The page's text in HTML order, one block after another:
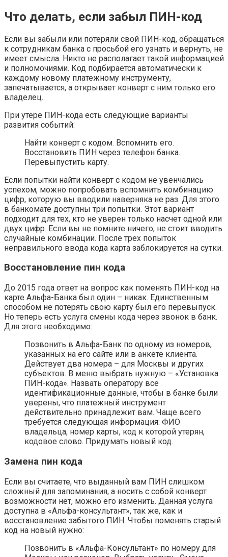
Что делать, если забыл ПИН-код
Если вы забыли или потеряли свой ПИН-код, обращаться
к сотрудникам банка с просьбой его узнать и вернуть, не
имеет смысла. Никто не располагает такой информацией
и полномочиями. Код подбирается автоматически к
каждому новому платежному инструменту,
запечатывается, а открывает конверт с ним только его
владелец.
При утере ПИН-кода есть следующие варианты
развития событий:
Найти конверт с кодом. Вспомнить его.
Восстановить ПИН через телефон банка.
Перевыпустить карту.
Если попытки найти конверт с кодом не увенчались
успехом, можно попробовать вспомнить комбинацию
цифр, которую вы вводили наверняка не раз. Для этого
в банкомате доступны три попытки. Этот вариант
подходит для тех, кто не уверен только насчет одной или
двух цифр. Если вы не помните ничего, не стоит вводить
случайные комбинации. После трех попыток
неправильного ввода кода карта заблокируется на сутки.
Восстановление пин кода
До 2015 года ответ на вопрос как поменять ПИН-код на
карте Альфа-Банка был один – никак. Единственным
способом не потерять свою карту был его перевыпуск.
Но теперь есть услуга смены кода через звонок в банк.
Для этого необходимо:
Позвонить в Альфа-Банк по одному из номеров,
указанных на его сайте или в анкете клиента.
Действует два номера – для Москвы и других
субъектов. В меню выбрать нужную – «Установка
ПИН-кода». Назвать оператору все
идентификационные данные, чтобы в банке были
уверены, что платежный инструмент
действительно принадлежит вам. Чаще всего
требуется следующая информация: ФИО
владельца, номер карты, код к которой утерян,
кодовое слово. Придумать новый код.
Замена пин кода
Если вы считаете, что выданный вам ПИН слишком
сложный для запоминания, а носить с собой конверт
возможности нет, можно его изменить. Данная услуга
доступна в «Альфа-консультант», так же, как и
восстановление забытого ПИН. Чтобы поменять старый
код на новый нужно:
Позвонить в «Альфа-Консультант» по номеру для